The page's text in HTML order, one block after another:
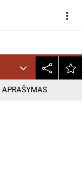
more_vert
APRAŠYMAS